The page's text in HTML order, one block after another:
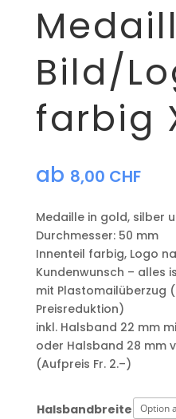
Bild/
farbig
ab 8,00 CHF
Medaille in gold, silber
​Durchmesser: 50 mm
Innenteil farbig, Logo
Kundenwunsch – alles
mit Plastomailüberzug
Preisreduktion)
​inkl. Halsband 22 mm
oder Halsband 28 mm
(Aufpreis Fr. 2.–)
Halsbandbreite